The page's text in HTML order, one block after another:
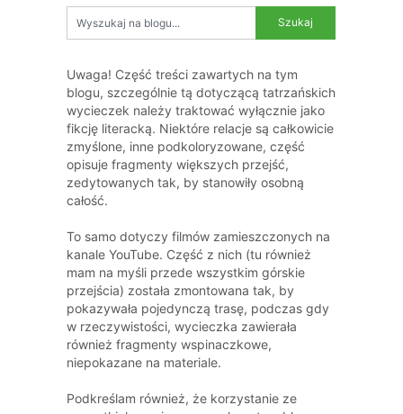
Uwaga! Część treści zawartych na tym
blogu, szczególnie tą dotyczącą tatrzańskich
wycieczek należy traktować wyłącznie jako
fikcję literacką. Niektóre relacje są całkowicie
zmyślone, inne podkoloryzowane, część
opisuje fragmenty większych przejść,
zedytowanych tak, by stanowiły osobną
całość.
To samo dotyczy filmów zamieszczonych na
kanale YouTube. Część z nich (tu również
mam na myśli przede wszystkim górskie
przejścia) została zmontowana tak, by
pokazywała pojedynczą trasę, podczas gdy
w rzeczywistości, wycieczka zawierała
również fragmenty wspinaczkowe,
niepokazane na materiale.
Podkreślam również, że korzystanie ze